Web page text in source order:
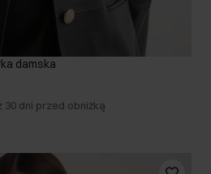
damska
30 dni przed obniżką